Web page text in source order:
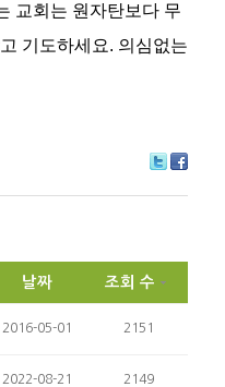
교회는 원자탄보다 무
기도하세요. 의심없는
itte ce
날짜 조회 수
2016-05-01 2151
2022-08-21 2149